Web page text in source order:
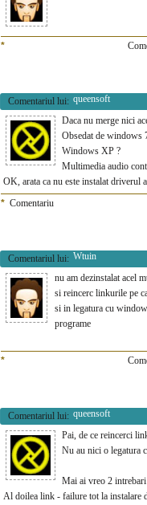
*
Comentariul lui: queensoft
Daca nu merge nici
Obsedat de windows
Windows XP ?
Multimedia audio
OK, arata ca nu este instalat driverul
* Comentariu
Comentariul lui: Wtuin
nu am dezinstalat acel
si reincerc linkurile pe
si in legatura cu
programe
*
Comentariul lui: queensoft
Pai, de ce reincerci
Nu au nici o legatura
Mai ai vreo 2
Al doilea link - failure tot la instalare